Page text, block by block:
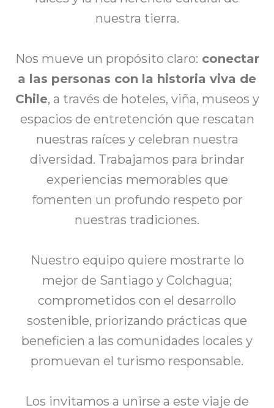
nuestra tierra.
Nos mueve un propósito claro: conectar
a las personas con la historia viva de
Chile, a través de hoteles, viña, museos y
espacios de entretención que rescatan
nuestras raíces y celebran nuestra
diversidad. Trabajamos para brindar
experiencias memorables que
fomenten un profundo respeto por
nuestras tradiciones.
Nuestro equipo quiere mostrarte lo
mejor de Santiago y Colchagua;
comprometidos con el desarrollo
sostenible, priorizando prácticas que
beneficien a las comunidades locales y
promuevan el turismo responsable.
Los invitamos a unirse a este viaje de